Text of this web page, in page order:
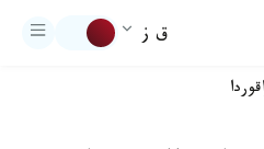
ق ز
اقوردا